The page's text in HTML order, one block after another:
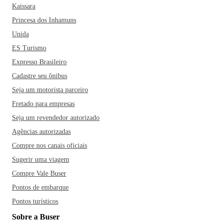
Kaissara
Princesa dos Inhamuns
Unida
ES Turismo
Expresso Brasileiro
Cadastre seu ônibus
Seja um motorista parceiro
Fretado para empresas
Seja um revendedor autorizado
Agências autorizadas
Compre nos canais oficiais
Sugerir uma viagem
Compre Vale Buser
Pontos de embarque
Pontos turísticos
Sobre a Buser